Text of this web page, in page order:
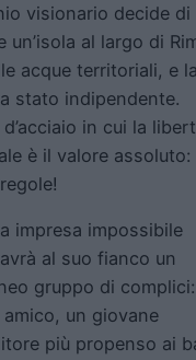
visionario decide di
un’isola al largo di
acque territoriali, e
stato indipendente.
d’acciaio in cui la
è il valore assoluto:
impresa impossibile
avrà al suo fianco un
gruppo di
un giovane
più propenso ai